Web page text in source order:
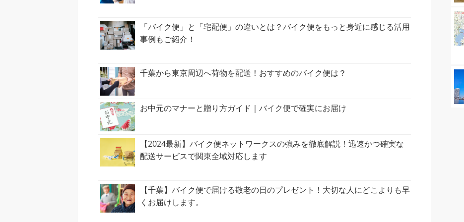
「バイク便」と「宅配便」の違いとは？バイク便をもっと身近に感じる活用
事例もご紹介！
千葉から東京周辺へ荷物を配送！おすすめのバイク便は？
お中元のマナーと贈り方ガイド｜バイク便で確実にお届け
【2024最新】バイク便ネットワークスの強みを徹底解説！迅速かつ確実な
配送サービスで関東全域対応します
【千葉】バイク便で届ける敬老の日のプレゼント！大切な人にどこよりも早
くお届けします。